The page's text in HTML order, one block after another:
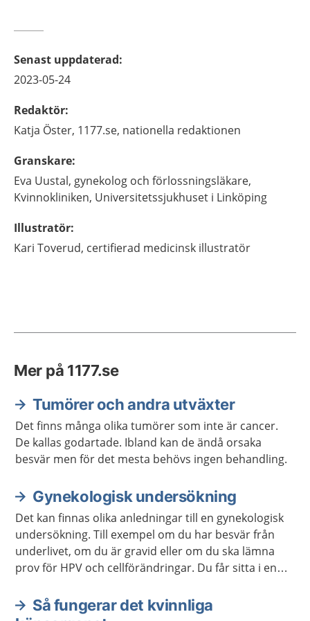
Senast uppdaterad:
2023-05-24
Redaktör:
Katja Öster, 1177.se, nationella redaktionen
Granskare:
Eva Uustal, gynekolog och förlossningsläkare,
Kvinnokliniken, Universitetssjukhuset i Linköping
Illustratör:
Kari Toverud, certifierad medicinsk illustratör
Mer på 1177.se
Tumörer och andra utväxter
Det finns många olika tumörer som inte är cancer.
De kallas godartade. Ibland kan de ändå orsaka
besvär men för det mesta behövs ingen behandling.
Gynekologisk undersökning
Det kan finnas olika anledningar till en gynekologisk
undersökning. Till exempel om du har besvär från
underlivet, om du är gravid eller om du ska lämna
prov för HPV och cellförändringar. Du får sitta i en
undersökningen.
Så fungerar det kvinnliga